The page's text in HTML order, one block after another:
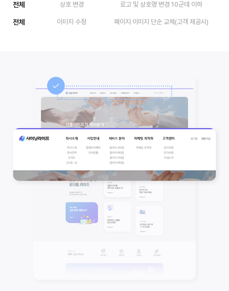
전체 상호 변경 로고 및 상호명 변경 10군데 이하
전체 이미지 수정 페이지 이미지 단순 교체(고객 제공시)